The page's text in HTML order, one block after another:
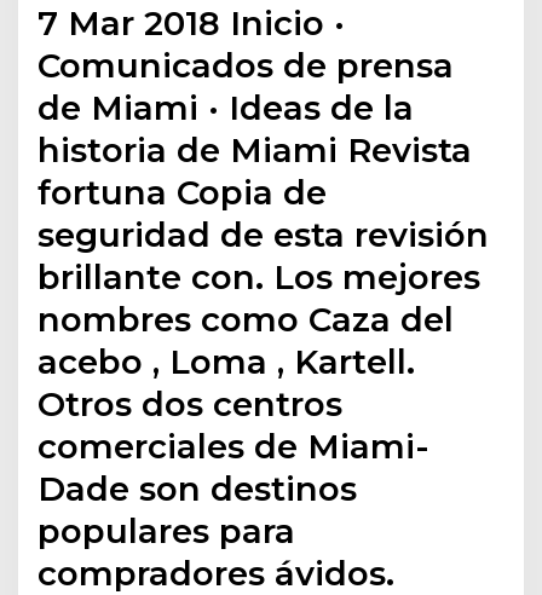
7 Mar 2018 Inicio ·
Comunicados de prensa
de Miami · Ideas de la
historia de Miami Revista
fortuna Copia de
seguridad de esta revisión
brillante con. Los mejores
nombres como Caza del
acebo , Loma , Kartell.
Otros dos centros
comerciales de Miami-
Dade son destinos
populares para
compradores ávidos.